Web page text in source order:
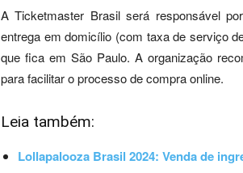
A Ticketmaster Brasil será responsável
entrega em domicílio (com taxa de serviço
que fica em São Paulo. A organização
para facilitar o processo de compra online.
Leia também:
Lollapalooza Brasil 2024: Venda de